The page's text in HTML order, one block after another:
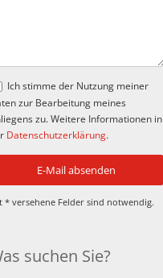
Ich stimme der Nutzung meiner
zur Bearbeitung meines
zu. Weitere Informationen in
Datenschutzerklärung.
* versehene Felder sind notwendig.
suchen Sie?